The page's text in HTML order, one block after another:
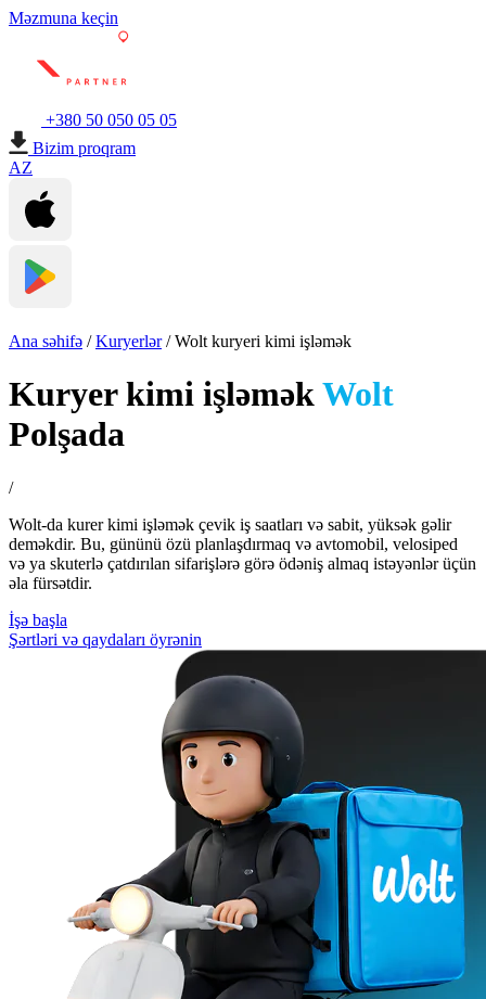
Məzmuna keçin
+380 50 050 05 05
Bizim proqram
AZ
Ana səhifə /Kuryerlər/Wolt kuryeri kimi işləmək
Kuryer kimi işləməkWolt
Polşada
/
Wolt-da kurer kimi işləmək çevik iş saatları və sabit, yüksək gəlir
deməkdir. Bu, gününü özü planlaşdırmaq və avtomobil, velosiped
və ya skuterlə çatdırılan sifarişlərə görə ödəniş almaq istəyənlər üçün
əla fürsətdir.
İşə başla
Şərtləri və qaydaları öyrənin